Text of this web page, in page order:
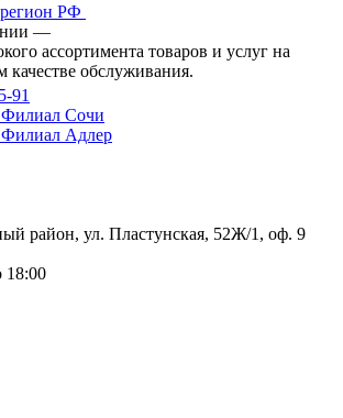
РФ
—
ассортимента товаров и услуг на
качестве обслуживания.
91
Филиал Сочи
Филиал Адлер
район, ул. Пластунская, 52Ж/1, оф. 9
18:00